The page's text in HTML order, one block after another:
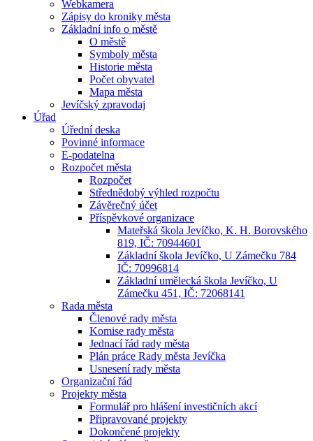
Webkamera
Zápisy do kroniky města
Základní info o městě
O městě
Symboly města
Historie města
Počet obyvatel
Mapa města
Jevíčský zpravodaj
Úřad
Úřední deska
Povinné informace
E-podatelna
Rozpočet města
Rozpočet
Střednědobý výhled rozpočtu
Závěrečný účet
Příspěvkové organizace
Mateřská škola Jevíčko, K. H. Borovského
819, IČ: 70944601
Základní škola Jevíčko, U Zámečku 784
IČ: 70996814
Základní umělecká škola Jevíčko, U
Zámečku 451, IČ: 72068141
Rada města
Členové rady města
Komise rady města
Jednací řád rady města
Plán práce Rady města Jevíčka
Usnesení rady města
Organizační řád
Projekty města
Formulář pro hlášení investičních akcí
Připravované projekty
Dokončené projekty